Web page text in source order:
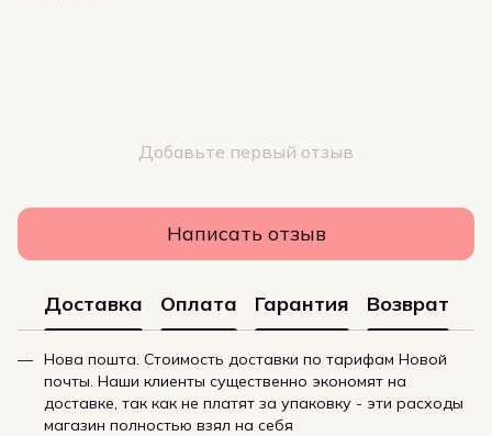
Добавьте первый отзыв
Написать отзыв
Доставка Оплата Гарантия Возврат
Нова пошта. Стоимость доставки по тарифам Новой
почты. Наши клиенты существенно экономят на
доставке, так как не платят за упаковку - эти расходы
магазин полностью взял на себя